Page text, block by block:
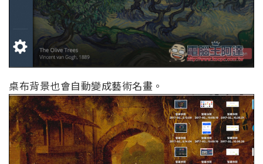
桌布背景也會自動變成藝術名畫。